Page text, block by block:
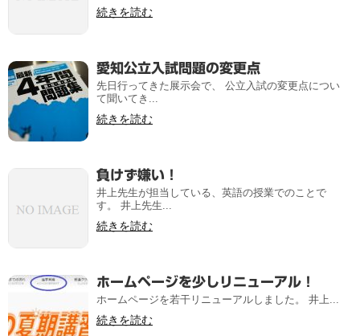
続きを読む
愛知公立入試問題の変更点
先日行ってきた展示会で、 公立入試の変更点につい
て聞いてき...
続きを読む
負けず嫌い！
井上先生が担当している、英語の授業でのことで
す。 井上先生...
続きを読む
ホームページを少しリニューアル！
ホームページを若干リニューアルしました。 井上...
続きを読む